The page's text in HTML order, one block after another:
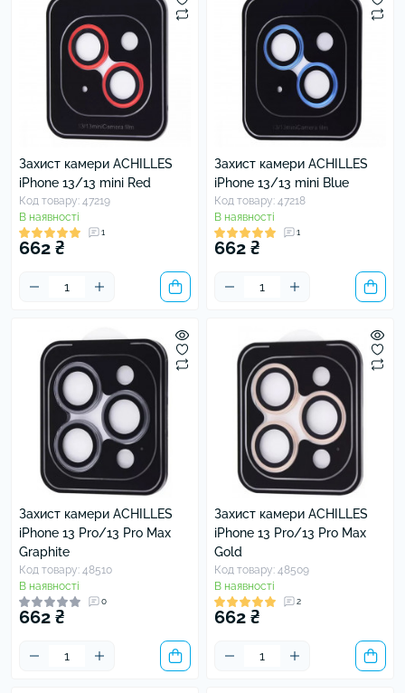
Захист камери ACHILLES
iPhone 13/13 mini Red
Код товару: 47219
В наявності
1
662 ₴
Захист камери ACHILLES
iPhone 13/13 mini Blue
Код товару: 47218
В наявності
1
662 ₴
Захист камери ACHILLES
iPhone 13 Pro/13 Pro Max
Graphite
Код товару: 48510
В наявності
0
662 ₴
Захист камери ACHILLES
iPhone 13 Pro/13 Pro Max
Gold
Код товару: 48509
В наявності
2
662 ₴